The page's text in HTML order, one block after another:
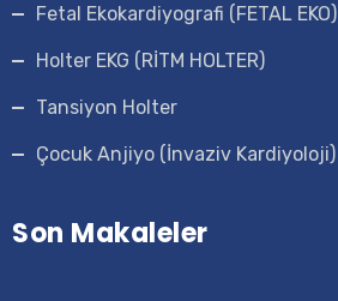
Fetal Ekokardiyografi (FETAL EKO)
Holter EKG (RİTM HOLTER)
Tansiyon Holter
Çocuk Anjiyo (İnvaziv Kardiyoloji)
Son Makaleler